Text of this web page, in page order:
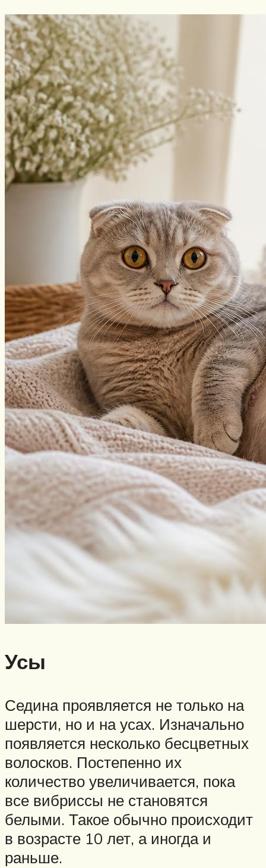
Усы
Седина проявляется не только на
шерсти, но и на усах. Изначально
появляется несколько бесцветных
волосков. Постепенно их
количество увеличивается, пока
все вибриссы не становятся
белыми. Такое обычно происходит
в возрасте 10 лет, а иногда и
раньше.